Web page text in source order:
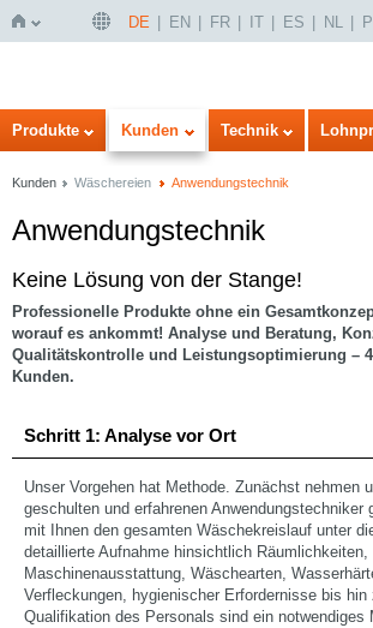
Startseite
DE EN FR IT ES NL
Produkte Kunden Technik
Kunden Wäschereien Anwendungstechnik
Anwendungstechnik
Keine Lösung von der Stange!
Professionelle Produkte ohne ein
worauf es ankommt! Analyse und Beratung,
Qualitätskontrolle und Leistungsoptimierung –
Kunden.
Schritt 1: Analyse vor Ort
Unser Vorgehen hat Methode. Zunächst nehmen
geschulten und erfahrenen Anwendungstechniker
mit Ihnen den gesamten Wäschekreislauf unter
detaillierte Aufnahme hinsichtlich Räumlichkeiten,
Maschinenausstattung, Wäschearten,
Verfleckungen, hygienischer Erfordernisse bis hin
Qualifikation des Personals sind ein notwendiges